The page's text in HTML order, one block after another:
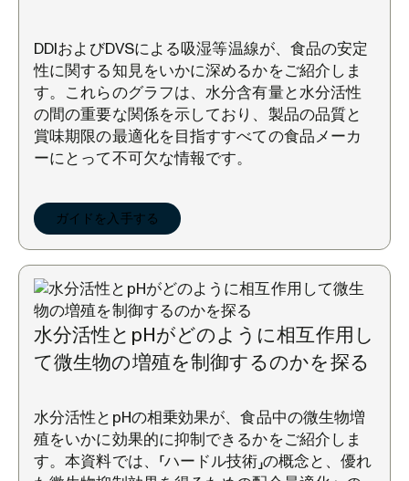
DDIおよびDVSによる吸湿等温線が、食品の安定
性に関する知見をいかに深めるかをご紹介しま
す。これらのグラフは、水分含有量と水分活性
の間の重要な関係を示しており、製品の品質と
賞味期限の最適化を目指すすべての食品メーカ
ーにとって不可欠な情報です。
ガイドを入手する
水分活性とpHがどのように相互作用し
て微生物の増殖を制御するのかを探る
水分活性とpHの相乗効果が、食品中の微生物増
殖をいかに効果的に抑制できるかをご紹介しま
す。本資料では、「ハードル技術」の概念と、優れ